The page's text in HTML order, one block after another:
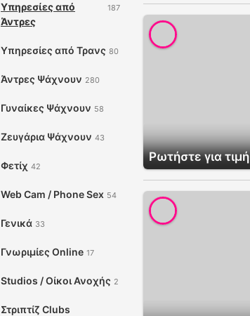
Υπηρεσίες από
Άντρες
187
Υπηρεσίες από Τρανς 80
Άντρες Ψάχνουν 280
Γυναίκες Ψάχνουν 58
Ζευγάρια Ψάχνουν 43
Φετίχ 42
Web Cam / Phone Sex 54
Γενικά 33
Γνωριμίες Online 17
Studios / Οίκοι Ανοχής 2
Στριπτίζ Clubs
Ρωτήστε για τιμή